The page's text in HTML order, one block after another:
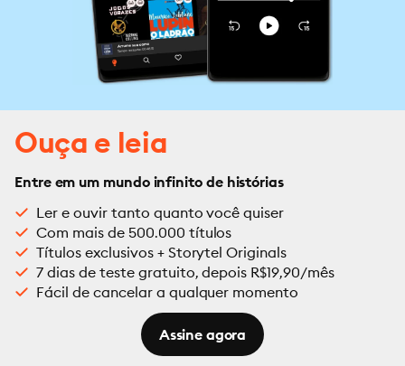
Ouça e leia
Entre em um mundo infinito de histórias
Ler e ouvir tanto quanto você quiser
Com mais de 500.000 títulos
Títulos exclusivos + Storytel Originals
7 dias de teste gratuito, depois R$19,90/mês
Fácil de cancelar a qualquer momento
Assine agora